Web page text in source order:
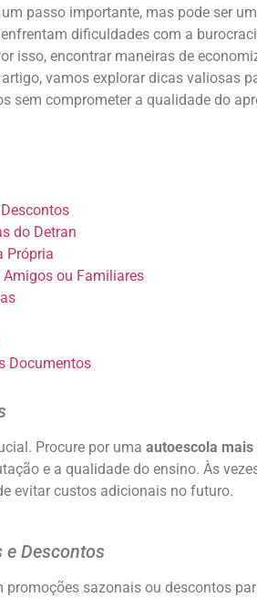
passo importante, mas pode ser um
enfrentam dificuldades com a
isso, encontrar maneiras de
artigo, vamos explorar dicas valiosas
sem comprometer a qualidade do
do Detran
Própria
ou Familiares
Documentos
Procure por uma autoescola mais
e a qualidade do ensino. Às
evitar custos adicionais no futuro.
e Descontos
sazonais ou descontos